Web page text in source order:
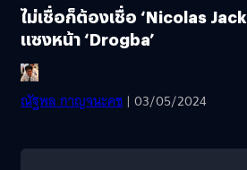
ไม่เชื่อก็ต้องเชื่อ ‘Nicolas
แซงหน้า ‘Drogba’
ณัฐพล​ กาญ​จ​นะ​คช | 03/05/2024